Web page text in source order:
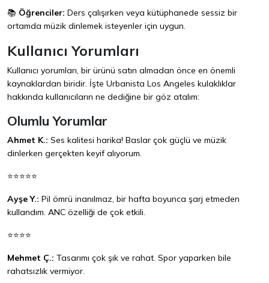
📚 Öğrenciler: Ders çalışırken veya kütüphanede sessiz bir
ortamda müzik dinlemek isteyenler için uygun.
Kullanıcı Yorumları
Kullanıcı yorumları, bir ürünü satın almadan önce en önemli
kaynaklardan biridir. İşte Urbanista Los Angeles kulaklıklar
hakkında kullanıcıların ne dediğine bir göz atalım:
Olumlu Yorumlar
Ahmet K.: Ses kalitesi harika! Baslar çok güçlü ve müzik
dinlerken gerçekten keyif alıyorum.
⭐⭐⭐⭐⭐
Ayşe Y.: Pil ömrü inanılmaz, bir hafta boyunca şarj etmeden
kullandım. ANC özelliği de çok etkili.
⭐⭐⭐⭐
Mehmet Ç.: Tasarımı çok şık ve rahat. Spor yaparken bile
rahatsızlık vermiyor.